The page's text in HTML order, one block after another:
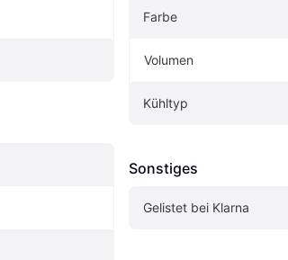
Farbe
Volumen
Kühltyp
Sonstiges
Gelistet bei Klarna